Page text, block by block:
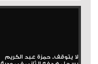
لا يتوقف.. حمزة عبد الكريم